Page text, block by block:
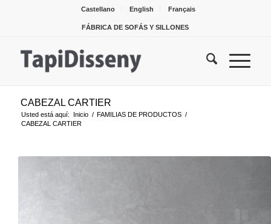
Castellano English Français
FÁBRICA DE SOFÁS Y SILLONES
CABEZAL CARTIER
Usted está aquí: Inicio / FAMILIAS DE PRODUCTOS /
CABEZAL CARTIER